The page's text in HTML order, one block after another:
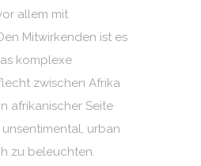
allem mit
Mitwirkenden ist es
komplexe
zwischen Afrika
afrikanischer Seite
urban
zu beleuchten.